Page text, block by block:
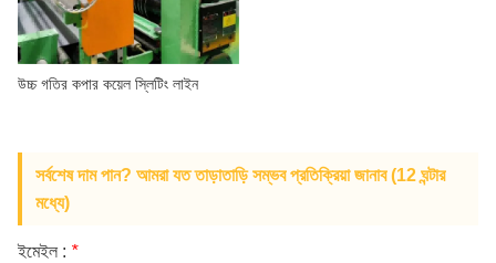
কারখানা প্রদর্শন
আমাদের সাথে যোগাযোগ করুন
উচ্চ গতির কপার কয়েল স্লিটিং লাইন
সর্বশেষ দাম পান? আমরা যত তাড়াতাড়ি সম্ভব প্রতিক্রিয়া জানাব (12 ঘন্টার
মধ্যে)
ইমেইল : *